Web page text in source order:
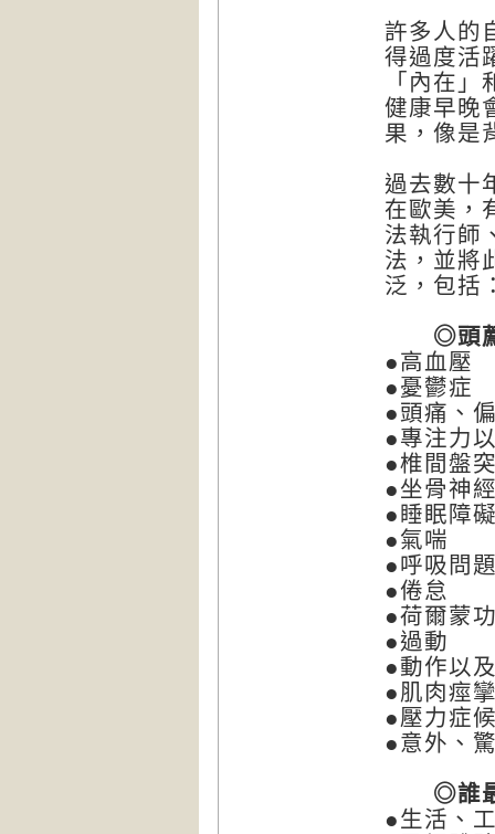
許多人的
得過度活
「內在
健康早晚
果，像是
過去數十
在歐美，
法執行師
法，並將
泛，包括
◎頭薦
●高血壓
●憂鬱症
●頭痛、
●專注力
●椎間盤
●坐骨神
●睡眠
●氣喘
●呼吸問
●倦怠
●荷爾蒙
●過動
●動作以
●肌肉痙
●壓力症
●意外、
◎誰最
●生活、